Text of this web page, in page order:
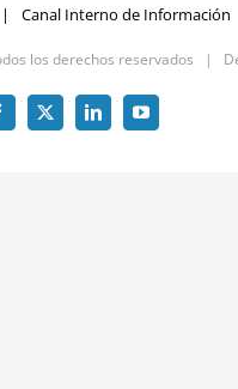
Canal Interno de Información
los derechos reservados |
X LinkedInYouTube